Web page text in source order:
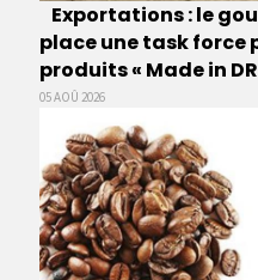
Exportations : le
place une task force
produits « Made in
05 AOÛ 2026